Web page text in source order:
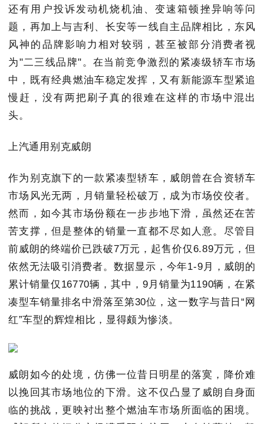
还有用户投诉发动机烧机油、变速箱顿挫异响等问
题，再加上与吉利、长安等一线自主品牌相比，东风
风神的品牌影响力相对较弱，甚至被部分消费者视
为"二三线品牌"。在当前竞争激烈的紧凑级轿车市场
中，既有经典燃油车稳定发挥，又有新能源车型紧追
慢赶，没有两把刷子真的很难在这样的市场中混出
头。
上汽通用别克威朗
作为别克旗下的一款紧凑型轿车，威朗曾在合资轿车
市场风光无两，月销量轻松破万，成为市场佼佼者。
然而，如今其市场份额在一步步地下滑，虽然还在苦
苦支撑，但是整体的销量一直都不尽如人意。尽管目
前威朗的终端价已跌破7万元，起售价仅6.89万元，但
依然无法吸引消费者。数据显示，今年1-9月，威朗的
累计销量仅16770辆，其中，9月销量为1190辆，在紧
凑型车销量排名中滑落至第30位，这一数字与昔日“网
红”车型的辉煌相比，显得颇为惨淡。
威朗如今的处境，仿佛一位昔日明星的落寞，降价难
以挽回其市场地位的下滑。这不仅凸显了威朗自身面
临的挑战，更映衬出整个燃油车市场所面临的困境。